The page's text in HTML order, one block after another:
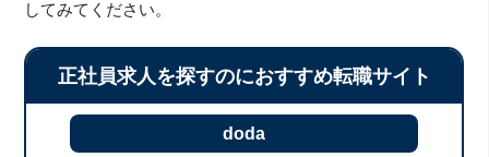
してみてください。
正社員求人を探すのにおすすめ転職サイト
doda